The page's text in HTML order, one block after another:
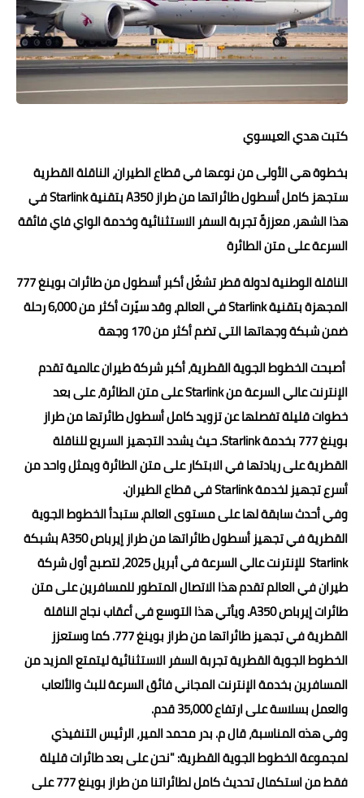
حوادث وقضايا
خدمات
الصحه والجمال
كتبت هدي العيسوي
بخطوة هي الأولى من نوعها في قطاع الطيران، الناقلة القطرية
ستجهز كامل أسطول طائراتها من طراز A350 بتقنية Starlink في
هذا الشهر، معززةً تجربة السفر الاستثنائية وخدمة الواي فاي فائقة
السرعة على متن الطائرة
الناقلة الوطنية لدولة قطر تشغّل أكبر أسطول من طائرات بوينغ 777
المجهزة بتقنية Starlink في العالم، وقد سيّرت أكثر من 6,000 رحلة
ضمن شبكة وجهاتها التي تضم أكثر من 170 وجهة
أصبحت الخطوط الجوية القطرية، أكبر شركة طيران عالمية تقدم
الإنترنت عالي السرعة من Starlink على متن الطائرة، على بعد
خطوات قليلة تفصلها عن تزويد كامل أسطول طائرتها من طراز
بوينغ 777 بخدمة Starlink. حيث يشدد التجهيز السريع للناقلة
القطرية على ريادتها في الابتكار على متن الطائرة ويمثل واحد من
أسرع تجهيز لخدمة Starlink في قطاع الطيران.
وفي أحدث سابقة لها على مستوى العالم، ستبدأ الخطوط الجوية
القطرية في تجهيز أسطول طائراتها من طراز إيرباص A350 بشبكة
Starlink للإنترنت عالي السرعة في أبريل 2025، لتصبح أول شركة
طيران في العالم تقدم هذا الاتصال المتطور للمسافرين على متن
طائرات إيرباص A350. ويأتي هذا التوسع في أعقاب نجاح الناقلة
القطرية في تجهيز طائراتها من طراز بوينغ 777. كما وستعزز
الخطوط الجوية القطرية تجربة السفر الاستثنائية ليتمتع المزيد من
المسافرين بخدمة الإنترنت المجاني فائق السرعة للبث والألعاب
والعمل بسلاسة على ارتفاع 35,000 قدم.
وفي هذه المناسبة، قال م. بدر محمد المير، الرئيس التنفيذي
لمجموعة الخطوط الجوية القطرية: "نحن على بعد طائرات قليلة
فقط من استكمال تحديث كامل لطائراتنا من طراز بوينغ 777 على